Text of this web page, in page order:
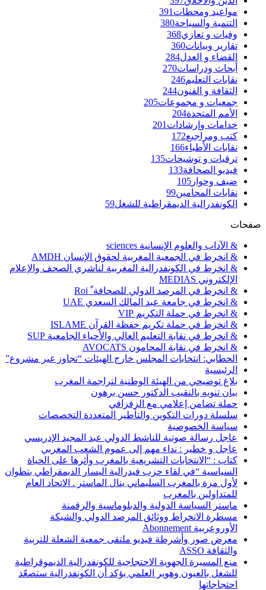
مواعيد ومحطات 391
التنمية والسياحة380
وفيات و تعازي368
تقارير وبيانات360
القضاء و العدل284
أبحاث ودراسات270
نقابات التعليم246
الثقافة و الفنون244
جمعيات و مجموعات205
الأمم المتحدة204
خدامات وإرشادات 201
كتب ومراجيع172
نقابات الأطباء166
ترقيات و توشيحات135
فيديو الصحافة133
ضيف وحوار 105
نقابات المحامين99
الكونفدرالية الديمقراطية للشغل59
صفحات
& الآداب والعلوم الإنسانية sciences
& انخرط في الجمعية المغربية لحقوق الإنسان AMDH
& انخرط في الكونفدرالية المغربية لناشري الصحف والإعلام
الإلكتروني MEDIAS
& انخرط في المرصد الدولي للصحافة ٌ Roi
& انخرط في جامعة عبد المالك السعدي UAE
& انخرط في حملة التكريم VIP
& انخرط في حملة تكريم حفظة القرآن ISLAME
& انخرط في نقابة التعليم العالي والأحياء الجامعية SUP
& انخرط في نقابة المحامون AVOCATS
الحطابي: انتخابات المجلس خارج الهيئات “تجاوز غير مشروع”
الرئيسية
بلاغ توضيحي من الهيئة الوطنية لتراجمة المغرب
بيان تنويه بالنقيب الدكتور حسن برهون
حملة تضامن إعلامي مع الزفزافي
سلسلة دورات التكوين والتأطير المتعددة التخصصات
سياسة الخصوصية
عاجل رسالة صوتية للناشط الدولي عبد المجيد الإدريسي
عاجل و خطير : نداء مهم إلى عموم الشعب المغربي
كتاب : “الانتخابات التشريعية بالمغرب وأثرها على الحياة
السياسية “في لقاء حزب فيدرالية اليسار الديمقراطي بتطوان
لأول مرة بالمغرب السليماني ينال الماستر . الاتحاد العام
للمتداولين بالمغرب
ماستر السياسة الدولية والدبلوماسية والرقمنة
مسطرة الانخراط ووثائق المرصد الدولي والشبكة
الأوروعربية Abonnement
معرض صور وأشرطة فيديو ملتقى جمعية الشعلة للتربية
والثقافة ASSO
منع المسيرة الجهوية الاحتجاجية للكونفدرالية الديموقراطية
للشغل بالعيون وهوير العلمي يؤكد أن الكونفدرالية ستصعّد
احتجاجاتها